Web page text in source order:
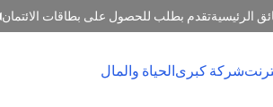
الرئيسيةتقدم بطلب للحصول على بطاقات الائتمان
شركة كبرىالحياة والمال